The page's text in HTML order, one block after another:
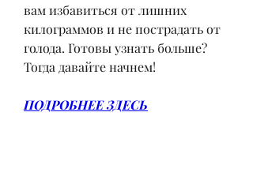
вам избавиться от лишних
килограммов и не пострадать от
голода. Готовы узнать больше?
Тогда давайте начнем!
ПОДРОБНЕЕ ЗДЕСЬ